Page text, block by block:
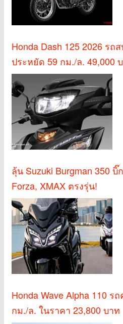
Honda Dash 125 2026 รถ
ประหยัด 59 กม./ล. 49,000
ลุ้น Suzuki Burgman 350
Forza, XMAX ตรงรุ่น!
Honda Wave Alpha 110 ร
กม./ล. ในราคา 23,800 บาท